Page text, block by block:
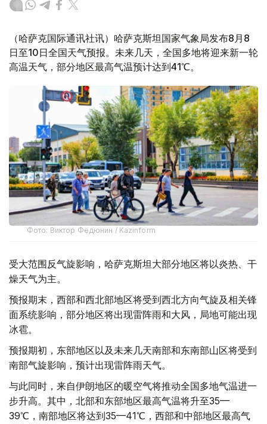
（哈萨克国际通讯社讯）哈萨克斯坦国家气象局发布8月8
日至10日全国天气预报。未来几天，全国多地将迎来新一轮
高温天气，部分地区最高气温预计达到41℃。
Фото: Виктор Федюнин / Kazinform
受大范围反气旋影响，哈萨克斯坦大部分地区将以炎热、干
燥天气为主。
预报期末，西部和西北部地区将受到西北方向气旋及相关锋
面系统影响，部分地区将出现雷阵雨和大风，局地可能出现
冰雹。
预报期初，东部地区以及未来几天南部和东南部山区将受到
南部气旋影响，预计出现雷阵雨天气。
与此同时，来自伊朗地区的暖空气将推动全国多地气温进一
步升高。其中，北部和东部地区最高气温将升至35—
39℃，南部地区将达到35—41℃，西部和中部地区最高气